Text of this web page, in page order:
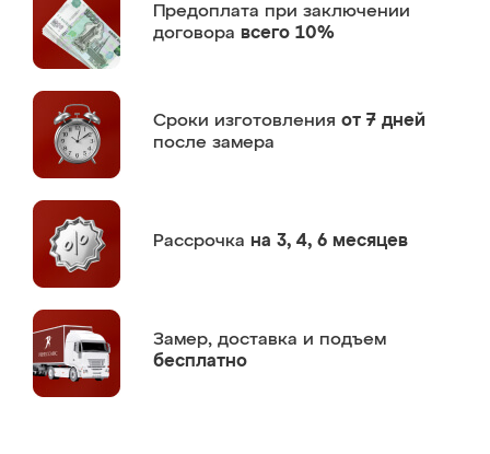
Предоплата при заключении
договора всего 10%
Сроки изготовления от 7 дней
после замера
Рассрочка на 3, 4, 6 месяцев
Замер, доставка и подъем
бесплатно